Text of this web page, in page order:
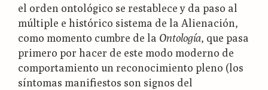
el orden ontológico se restablece y da paso al
múltiple e histórico sistema de la Alienación,
como momento cumbre de la Ontología, que pasa
primero por hacer de este modo moderno de
comportamiento un reconocimiento pleno (los
síntomas manifiestos son signos del